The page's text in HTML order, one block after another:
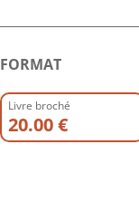
FORMAT
Livre broché
20.00 €